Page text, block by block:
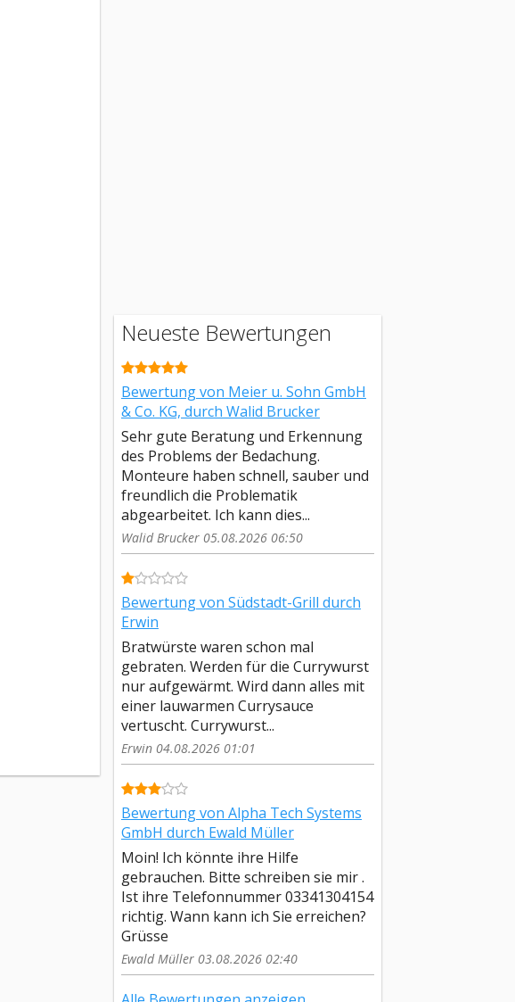
Neueste Bewertungen
Bewertung von Meier u. Sohn GmbH
& Co. KG, durch Walid Brucker
Sehr gute Beratung und Erkennung
des Problems der Bedachung.
Monteure haben schnell, sauber und
freundlich die Problematik
abgearbeitet. Ich kann dies...
Walid Brucker 05.08.2026 06:50
Bewertung von Südstadt-Grill durch
Erwin
Bratwürste waren schon mal
gebraten. Werden für die Currywurst
nur aufgewärmt. Wird dann alles mit
einer lauwarmen Currysauce
vertuscht. Currywurst...
Erwin 04.08.2026 01:01
Bewertung von Alpha Tech Systems
GmbH durch Ewald Müller
Moin! Ich könnte ihre Hilfe
gebrauchen. Bitte schreiben sie mir .
Ist ihre Telefonnummer 03341304154
richtig. Wann kann ich Sie erreichen?
Grüsse
Ewald Müller 03.08.2026 02:40